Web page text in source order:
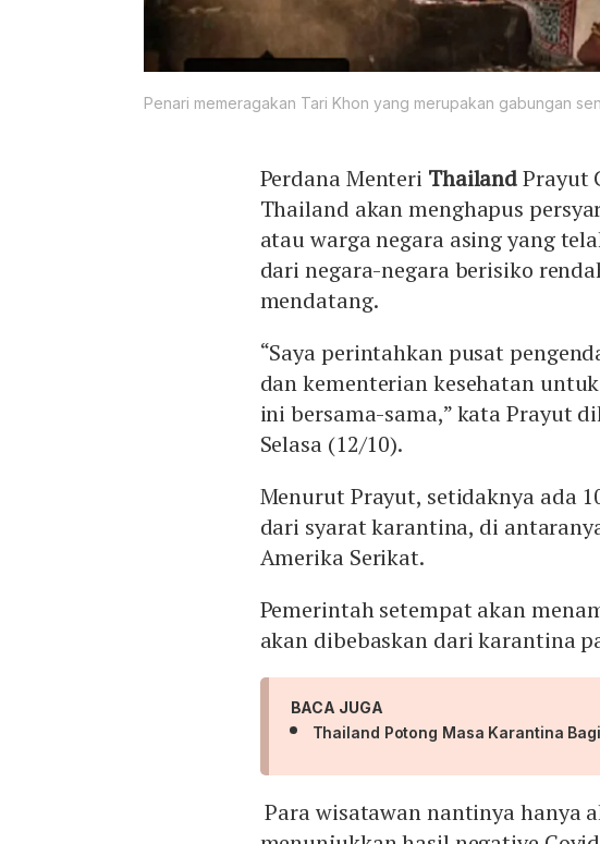
Penari memeragakan Tari Khon yang merupakan gabungan
Perdana Menteri ThailandPrayut
Thailand akan menghapus
atau warga negara asing yang
dari negara-negara berisiko
mendatang.
“Saya perintahkan pusat
dan kementerian kesehatan
ini bersama-sama,” kata Prayut
Selasa (12/10).
Menurut Prayut, setidaknya ada
dari syarat karantina, di
Amerika Serikat.
Pemerintah setempat akan
akan dibebaskan dari karantina
BACA JUGA
Thailand Potong Masa Karantina
Para wisatawan nantinya hanya